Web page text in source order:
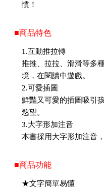
慣！
■商品特色
1.互動推拉轉
推推、拉拉、滑滑等多
境，在閱讀中遊戲。
2.可愛插圖
鮮豔又可愛的插圖吸引
慾望。
3.大字形加注音
本書採用大字形加注音
■商品功能
★文字簡單易懂